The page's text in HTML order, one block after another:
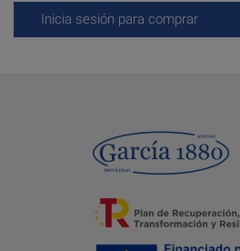
Inicia sesión para comprar